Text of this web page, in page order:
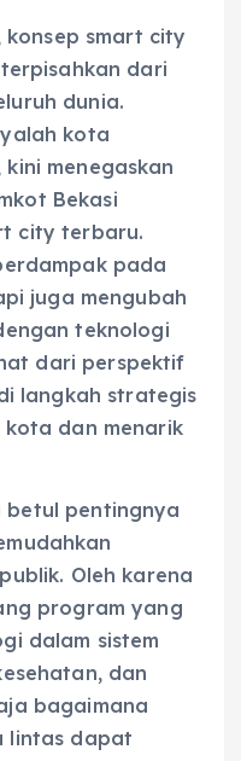
smart city
dari
dunia.
kota
menegaskan
Bekasi
city terbaru.
pada
juga mengubah
teknologi
dari perspektif
langkah strategis
dan menarik
betul pentingnya
Oleh karena
program yang
dalam sistem
dan
bagaimana
lintas dapat